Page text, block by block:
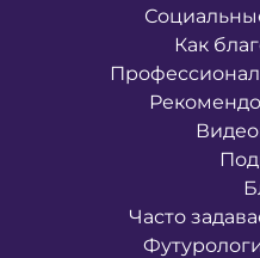
Как
Часто